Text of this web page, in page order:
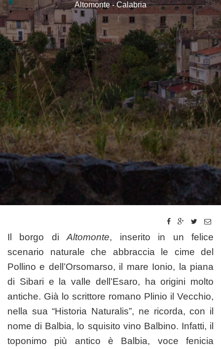
Altomonte - Calabria
Il borgo diAltomonte, inserito in un felice
scenario naturale che abbraccia le cime del
Pollino e dell’Orsomarso, il mare Ionio, la piana
di Sibari e la valle dell’Esaro, ha origini molto
antiche. Già lo scrittore romano Plinio il Vecchio,
nella sua “Historia Naturalis”, ne ricorda, con il
nome di Balbia, lo squisito vino Balbino. Infatti, il
toponimo più antico è Balbia, voce fenicia